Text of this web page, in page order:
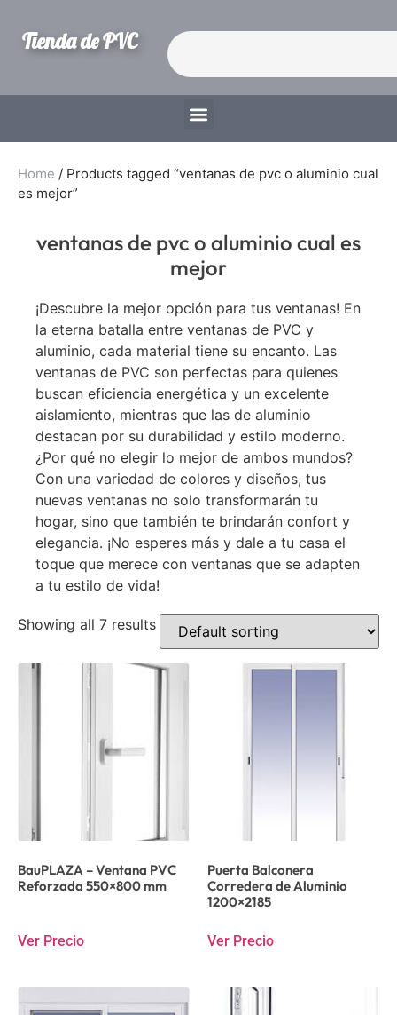
Tienda de PVC
Home / Products tagged “ventanas de pvc o aluminio cual
es mejor”
ventanas de pvc o aluminio cual es
mejor
¡Descubre la mejor opción para tus ventanas! En
la eterna batalla entre ventanas de PVC y
aluminio, cada material tiene su encanto. Las
ventanas de PVC son perfectas para quienes
buscan eficiencia energética y un excelente
aislamiento, mientras que las de aluminio
destacan por su durabilidad y estilo moderno.
¿Por qué no elegir lo mejor de ambos mundos?
Con una variedad de colores y diseños, tus
nuevas ventanas no solo transformarán tu
hogar, sino que también te brindarán confort y
elegancia. ¡No esperes más y dale a tu casa el
toque que merece con ventanas que se adapten
a tu estilo de vida!
Showing all 7 results
BauPLAZA – Ventana PVC
Reforzada 550×800 mm
Ver Precio
Puerta Balconera
Corredera de Aluminio
1200×2185
Ver Precio